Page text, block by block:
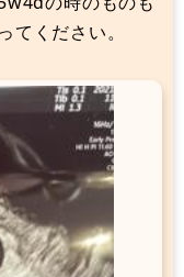
ください。